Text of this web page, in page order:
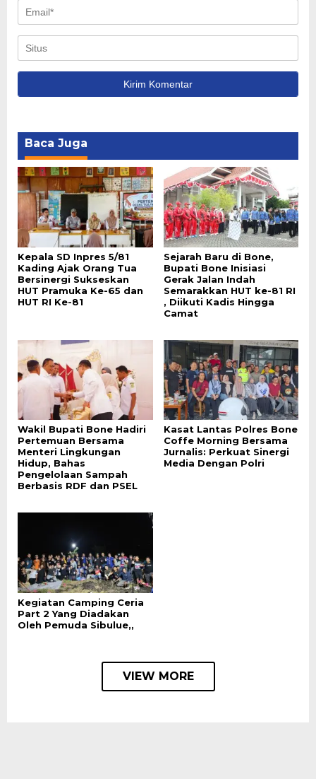
Baca Juga
Kepala SD Inpres 5/81
Kading Ajak Orang Tua
Bersinergi Sukseskan
HUT Pramuka Ke-65 dan
HUT RI Ke-81
Sejarah Baru di Bone,
Bupati Bone Inisiasi
Gerak Jalan Indah
Semarakkan HUT ke-81 RI
, Diikuti Kadis Hingga
Camat
Wakil Bupati Bone Hadiri
Pertemuan Bersama
Menteri Lingkungan
Hidup, Bahas
Pengelolaan Sampah
Berbasis RDF dan PSEL
Kasat Lantas Polres Bone
Coffe Morning Bersama
Jurnalis: Perkuat Sinergi
Media Dengan Polri
Kegiatan Camping Ceria
Part 2 Yang Diadakan
Oleh Pemuda Sibulue,,
VIEW MORE